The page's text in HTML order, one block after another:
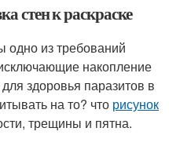
стен к раскраске
одно из требований
накопление
здоровья паразитов в
на то? что рисунок
трещины и пятна.